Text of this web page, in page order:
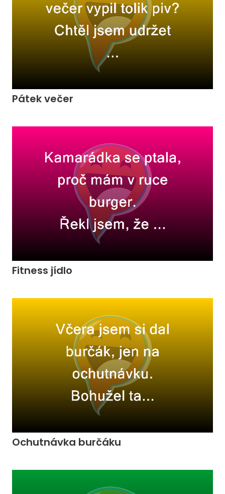
Pátek večer
Fitness jídlo
Ochutnávka burčáku